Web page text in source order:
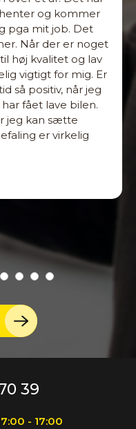
og kommer
pga mit job. Det
Når der er noget
høj kvalitet og lav
vigtigt for mig. Er
så positiv, når jeg
fået lave bilen.
jeg kan sætte
er virkelig
39
- 17:00